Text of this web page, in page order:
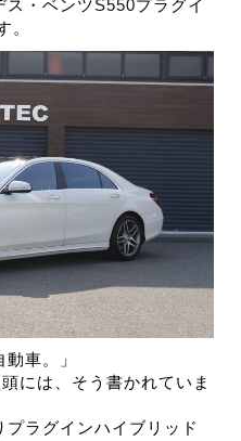
ス・ベンツS550プラグイ
。
車。」
には、そう書かれていま
ラグインハイブリッド